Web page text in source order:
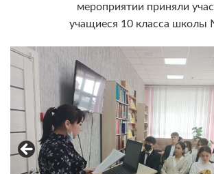
мероприятии приняли
учащиеся 10 класса